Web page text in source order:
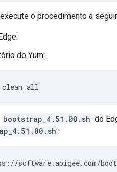
o procedimento a
do Yum:
clean all
bootstrap_4.51.00.sh do
:
software.apigee.com/